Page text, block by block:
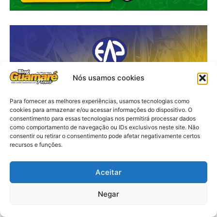
Nós usamos cookies
Para fornecer as melhores experiências, usamos tecnologias como
cookies para armazenar e/ou acessar informações do dispositivo. O
consentimento para essas tecnologias nos permitirá processar dados
como comportamento de navegação ou IDs exclusivos neste site. Não
consentir ou retirar o consentimento pode afetar negativamente certos
recursos e funções.
Aceitar
Negar